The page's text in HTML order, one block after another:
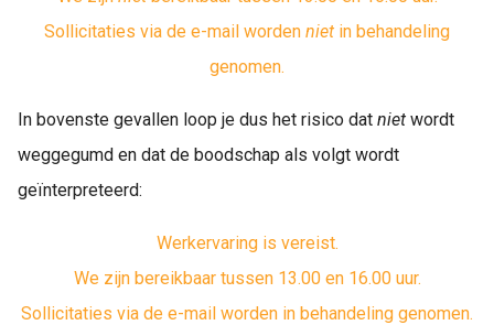
Sollicitaties via de e-mail worden niet in behandeling
genomen.
In bovenste gevallen loop je dus het risico dat niet wordt
weggegumd en dat de boodschap als volgt wordt
geïnterpreteerd:
Werkervaring is vereist.
We zijn bereikbaar tussen 13.00 en 16.00 uur.
Sollicitaties via de e-mail worden in behandeling genomen.